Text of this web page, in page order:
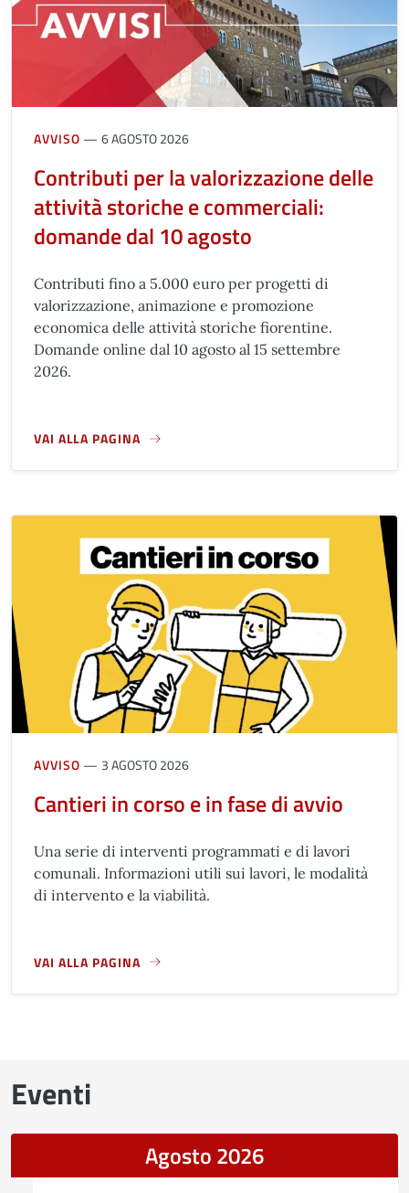
AVVISO 6 AGOSTO 2026
Contributi per la valorizzazione delle
attività storiche e commerciali:
domande dal 10 agosto
Contributi fino a 5.000 euro per progetti di
valorizzazione, animazione e promozione
economica delle attività storiche fiorentine.
Domande online dal 10 agosto al 15 settembre
2026.
VAI ALLA PAGINA
A PROPOSITO DI CONTRIBUTI PER LA VALORIZZAZIONE
AVVISO 3 AGOSTO 2026
Cantieri in corso e in fase di avvio
Una serie di interventi programmati e di lavori
comunali. Informazioni utili sui lavori, le modalità
di intervento e la viabilità.
VAI ALLA PAGINA
A PROPOSITO DI CANTIERI IN CORSO E IN FASE DI AVVIO
Eventi
Agosto 2026